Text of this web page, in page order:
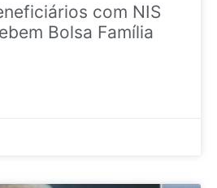
com NIS
Bolsa Família